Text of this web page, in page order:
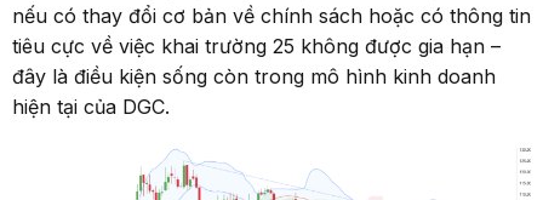
nếu có thay đổi cơ bản về chính sách hoặc có thông tin
tiêu cực về việc khai trường 25 không được gia hạn –
đây là điều kiện sống còn trong mô hình kinh doanh
hiện tại của DGC.